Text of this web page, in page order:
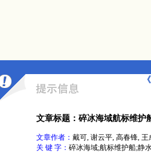
文章标题：碎冰海域航标维护
文章作者： 戴可, 谢云平, 高春锋, 王
关 键 字： 碎冰海域;航标维护船;静